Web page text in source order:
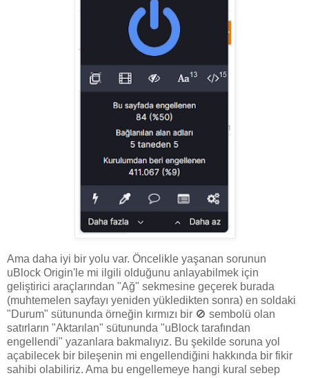
Ama daha iyi bir yolu var. Öncelikle yaşanan sorunun
uBlock Origin'le mi ilgili olduğunu anlayabilmek için
geliştirici araçlarından "Ağ" sekmesine geçerek burada
(muhtemelen sayfayı yeniden yükledikten sonra) en soldaki
"Durum" sütununda örneğin kırmızı bir 🚫 sembolü olan
satırların "Aktarılan" sütununda "uBlock tarafından
engellendi" yazanlara bakmalıyız. Bu şekilde soruna yol
açabilecek bir bileşenin mi engellendiğini hakkında bir fikir
sahibi olabiliriz. Ama bu engellemeye hangi kural sebep